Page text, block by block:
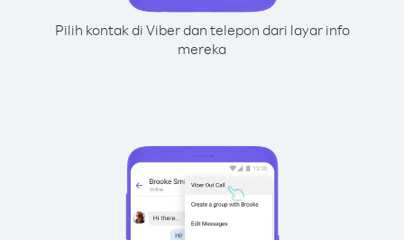
Pilih kontak di Viber dan telepon dari layar info
mereka